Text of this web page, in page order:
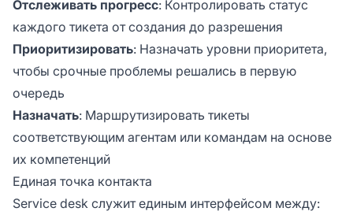
Отслеживать прогресс: Контролировать статус
каждого тикета от создания до разрешения
Приоритизировать: Назначать уровни приоритета,
чтобы срочные проблемы решались в первую
очередь
Назначать: Маршрутизировать тикеты
соответствующим агентам или командам на основе
их компетенций
Единая точка контакта
Service desk служит единым интерфейсом между: